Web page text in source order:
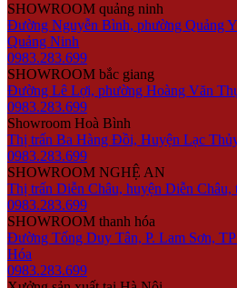
SHOWROOM quảng ninh
Đường Nguyễn Bình, phường Quảng
Quảng Ninh
0983.283.699
SHOWROOM bắc giang
Đường Lê Lợi, phường Hoàng Văn
0983.283.699
Showroom Hoà Bình
Thị trấn Ba Hàng Đồi, Huyện Lạc
0983.283.699
SHOWROOM NGHỆ AN
Thị trấn Diễn Châu, huyện Diễn Châu,
0983.283.699
SHOWROOM thanh hóa
Đường Tống Duy Tân, P. Lam Sơn,
Hóa
0983.283.699